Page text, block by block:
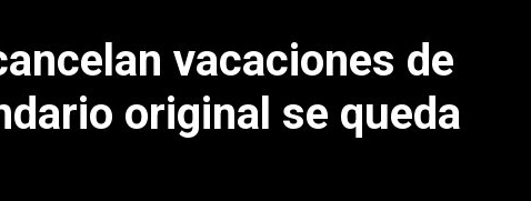
vacaciones de
original se queda